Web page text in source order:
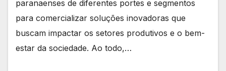
paranaenses de diferentes portes e segmentos
para comercializar soluções inovadoras que
buscam impactar os setores produtivos e o bem-
estar da sociedade. Ao todo,…